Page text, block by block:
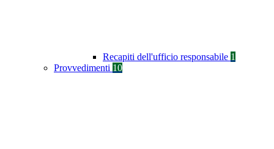
Recapiti dell'ufficio responsabile 1
Provvedimenti 10